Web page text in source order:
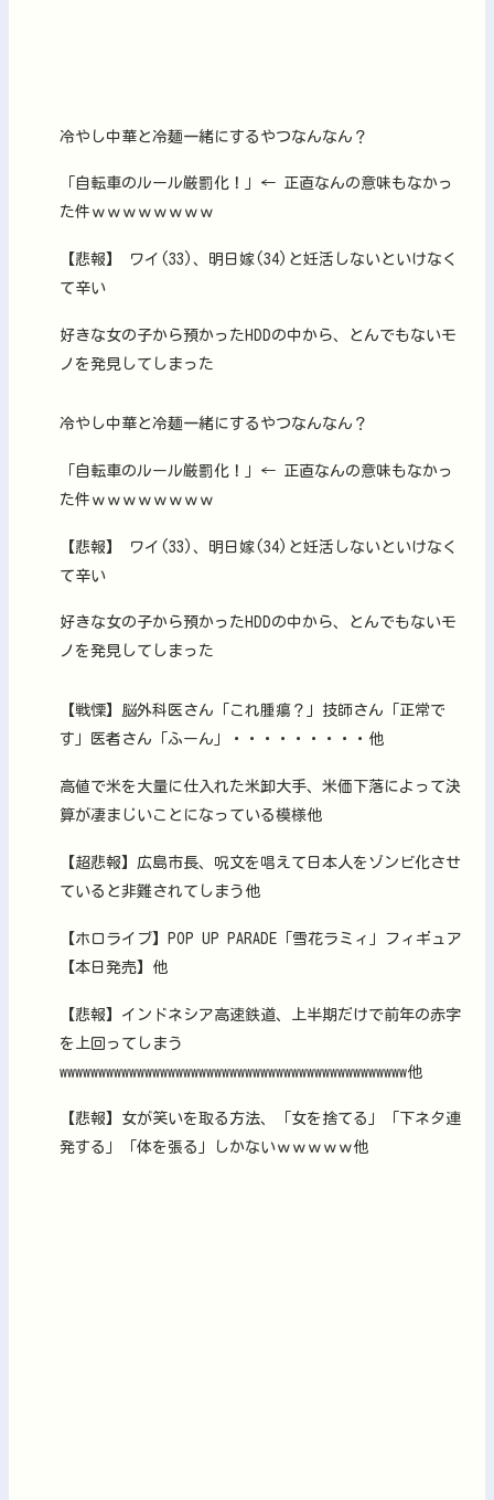
冷やし中華と冷麺一緒にするやつなんなん？
「自転車のルール厳罰化！」← 正直なんの意味もなかっ
た件ｗｗｗｗｗｗｗｗ
【悲報】 ワイ(33)、明日嫁(34)と妊活しないといけなく
て辛い
好きな女の子から預かったHDDの中から、とんでもないモ
ノを発見してしまった
冷やし中華と冷麺一緒にするやつなんなん？
「自転車のルール厳罰化！」← 正直なんの意味もなかっ
た件ｗｗｗｗｗｗｗｗ
【悲報】 ワイ(33)、明日嫁(34)と妊活しないといけなく
て辛い
好きな女の子から預かったHDDの中から、とんでもないモ
ノを発見してしまった
【戦慄】脳外科医さん「これ腫瘍？」技師さん「正常で
す」医者さん「ふーん」・・・・・・・・・他
高値で米を大量に仕入れた米卸大手、米価下落によって決
算が凄まじいことになっている模様他
【超悲報】広島市長、呪文を唱えて日本人をゾンビ化させ
ていると非難されてしまう他
【ホロライブ】POP UP PARADE「雪花ラミィ」フィギュア
【本日発売】他
【悲報】インドネシア高速鉄道、上半期だけで前年の赤字
を上回ってしまう
wwwwwwwwwwwwwwwwwwwwwwwwwwwwwwwwwwwwwwwwwwwww他
【悲報】女が笑いを取る方法、「女を捨てる」「下ネタ連
発する」「体を張る」しかないｗｗｗｗｗ他